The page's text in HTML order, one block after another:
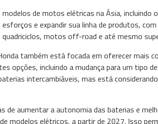
de motos elétricas na Ásia,
e expandir sua linha de produtos,
motos off-road e até mesmo
também está focada em oferecer mais
opções, incluindo a mudança para um tipo
intercambiáveis, mas está
de aumentar a autonomia das baterias e
modelos elétricos, a partir de 2027. Isso